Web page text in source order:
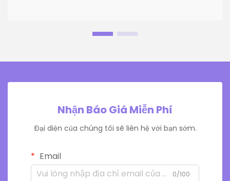
Nhận Báo Giá Miễn Phí
Đại diện của chúng tôi sẽ liên hệ với bạn sớm.
Email
0/100